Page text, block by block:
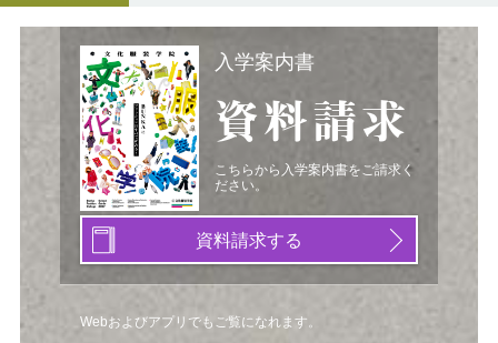
入学案内書
資料請求
こちらから入学案内書をご請求く
ださい。
資料請求する
Webおよびアプリでもご覧になれます。